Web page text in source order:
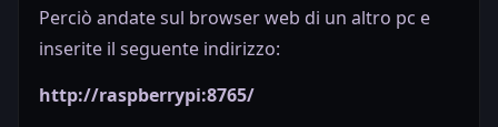
Perciò andate sul browser web di un altro pc e
inserite il seguente indirizzo:
http://raspberrypi:8765/